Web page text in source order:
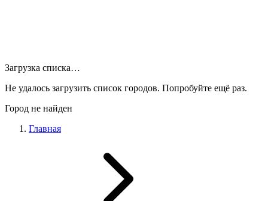
Загрузка списка…
Не удалось загрузить список городов. Попробуйте ещё раз.
Город не найден
Главная